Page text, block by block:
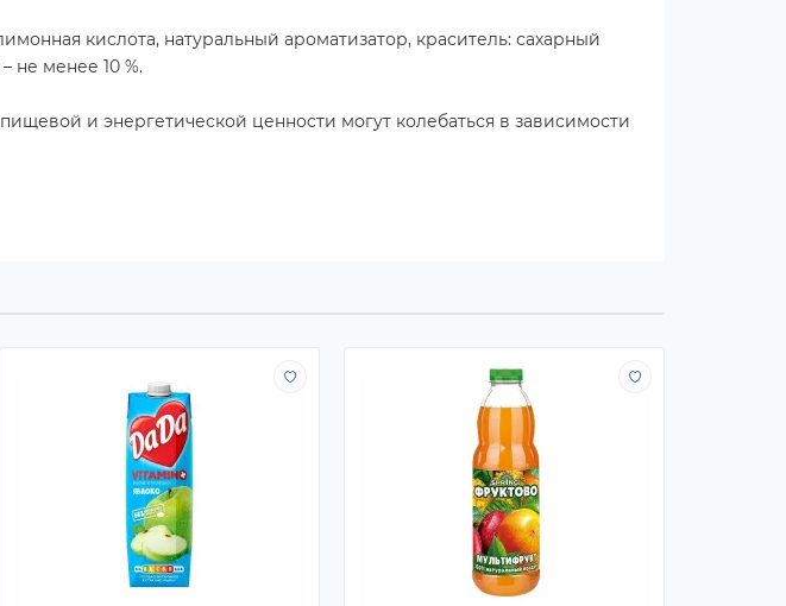
кислота, натуральный ароматизатор, краситель: сахарный
не менее 10 %.
и энергетической ценности могут колебаться в зависимости